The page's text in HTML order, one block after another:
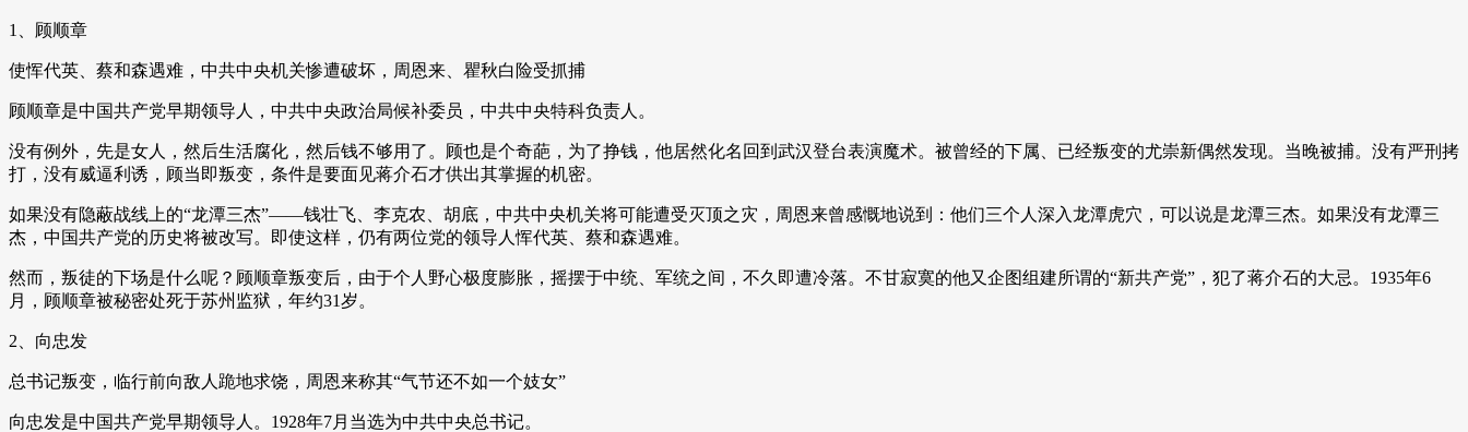
1、顾顺章
使恽代英、蔡和森遇难，中共中央机关惨遭破坏，周恩来、瞿秋白险受抓捕
顾顺章是中国共产党早期领导人，中共中央政治局候补委员，中共中央特科负责人。
没有例外，先是女人，然后生活腐化，然后钱不够用了。顾也是个奇葩，为了挣钱，他居然化名回到武汉登台表演魔术。被曾经的下属、已经叛变的尤崇新偶然发现。当晚被捕。没有严刑拷
打，没有威逼利诱，顾当即叛变，条件是要面见蒋介石才供出其掌握的机密。
如果没有隐蔽战线上的“龙潭三杰”——钱壮飞、李克农、胡底，中共中央机关将可能遭受灭顶之灾，周恩来曾感慨地说到：他们三个人深入龙潭虎穴，可以说是龙潭三杰。如果没有龙潭三
杰，中国共产党的历史将被改写。即使这样，仍有两位党的领导人恽代英、蔡和森遇难。
然而，叛徒的下场是什么呢？顾顺章叛变后，由于个人野心极度膨胀，摇摆于中统、军统之间，不久即遭冷落。不甘寂寞的他又企图组建所谓的“新共产党”，犯了蒋介石的大忌。1935年6
月，顾顺章被秘密处死于苏州监狱，年约31岁。
2、向忠发
总书记叛变，临行前向敌人跪地求饶，周恩来称其“气节还不如一个妓女”
向忠发是中国共产党早期领导人。1928年7月当选为中共中央总书记。